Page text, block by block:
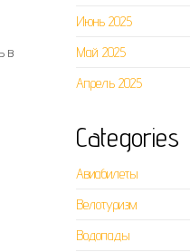
в
Июнь 2025
Май 2025
Апрель 2025
Categories
Авиабилеты
Велотуризм
Водопады